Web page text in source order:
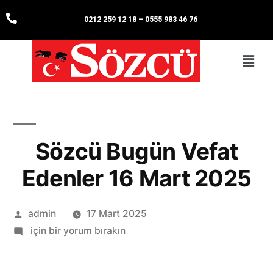
0212 259 12 18– 0555 983 46 76
Sözcü Bugün Vefat
Edenler 16 Mart 2025
admin
17 Mart 2025
için bir yorum bırakın